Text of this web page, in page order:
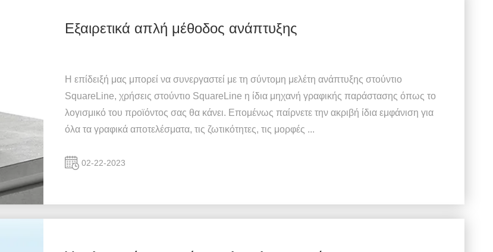
Εξαιρετικά απλή μέθοδος ανάπτυξης
Η επίδειξή μας μπορεί να συνεργαστεί με τη σύντομη μελέτη ανάπτυξης στούντιο
SquareLine, χρήσεις στούντιο SquareLine η ίδια μηχανή γραφικής παράστασης όπως το
λογισμικό του προϊόντος σας θα κάνει. Επομένως παίρνετε την ακριβή ίδια εμφάνιση για
όλα τα γραφικά αποτελέσματα, τις ζωτικότητες, τις μορφές ...
02-22-2023